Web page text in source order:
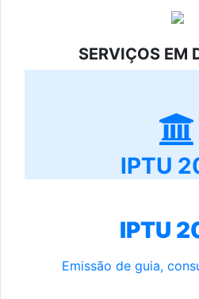
SERVIÇOS EM
IPTU
IPTU
Emissão de guia,